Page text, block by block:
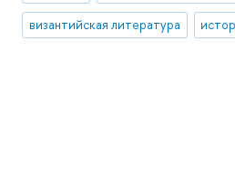
византийская литература